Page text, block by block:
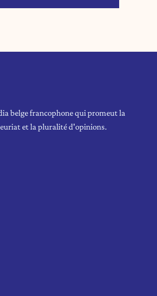
belge francophone qui promeut la
et la pluralité d'opinions.